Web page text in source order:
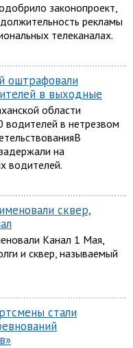
законопроект,
рекламы
телеканалах.
оштрафовали
в выходные
области
водителей в нетрезвом
на
водителей.
сквер,
Канал 1 Мая,
и сквер, называемый
стали